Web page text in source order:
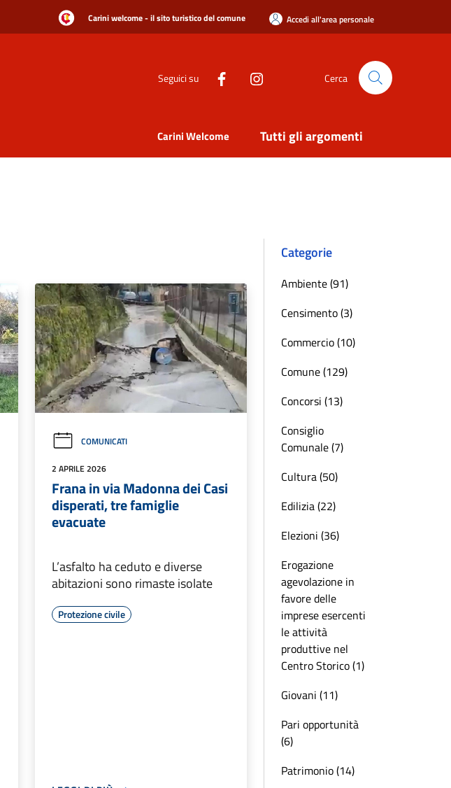
Carini welcome - il sito turistico del comune Accedi all'area personale
Seguici su Cerca
Carini Welcome Tutti gli argomenti
COMUNICATI
2 APRILE 2026
Frana in via Madonna dei Casi
disperati, tre famiglie
evacuate
L’asfalto ha ceduto e diverse
abitazioni sono rimaste isolate
Protezione civile
Categorie
Ambiente (91)
Censimento (3)
Commercio (10)
Comune (129)
Concorsi (13)
Consiglio
Comunale (7)
Cultura (50)
Edilizia (22)
Elezioni (36)
Erogazione
agevolazione in
favore delle
imprese esercenti
le attività
produttive nel
Centro Storico (1)
Giovani (11)
Pari opportunità
(6)
Patrimonio (14)